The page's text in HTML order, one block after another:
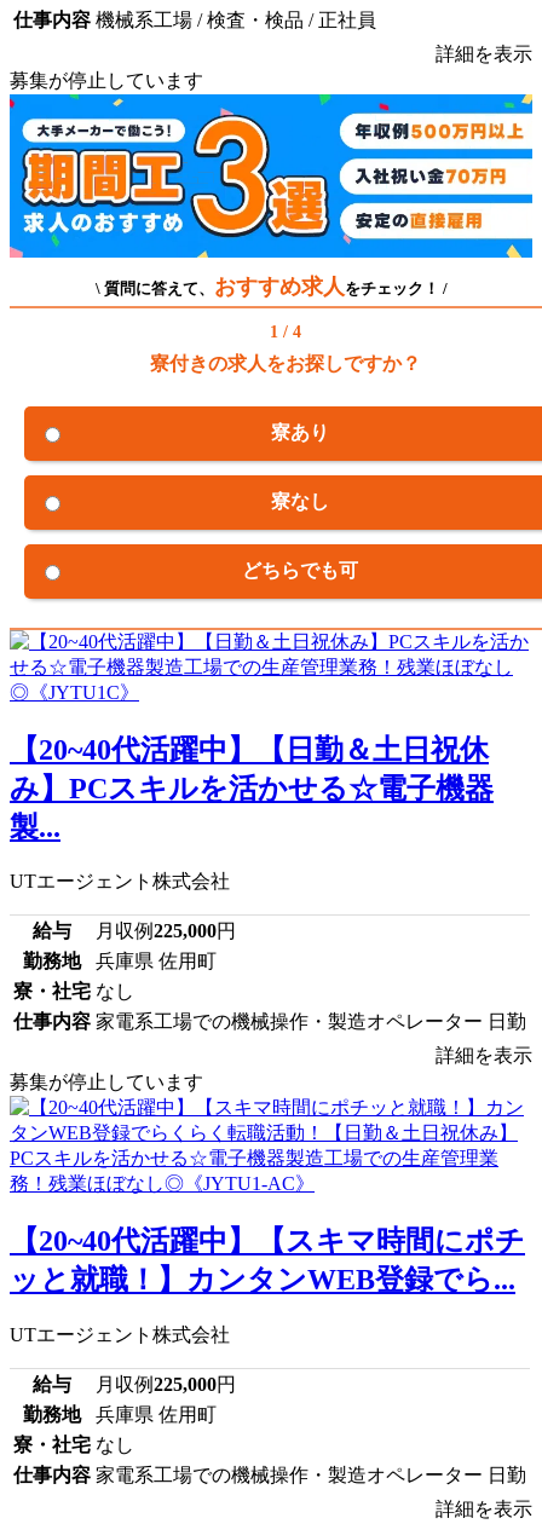
仕事内容 機械系工場 / 検査・検品 / 正社員
詳細を表示
募集が停止しています
\ 質問に答えて、 おすすめ求人 をチェック！ /
1 / 4
寮付きの求人をお探しですか？
寮あり
寮なし
どちらでも可
【20~40代活躍中】【日勤＆土日祝休
み】PCスキルを活かせる☆電子機器
製...
UTエージェント株式会社
給与 月収例225,000円
勤務地
兵庫県 佐用町
寮・社宅 なし
仕事内容 家電系工場での機械操作・製造オペレーター 日勤
詳細を表示
募集が停止しています
【20~40代活躍中】【スキマ時間にポチ
ッと就職！】カンタンWEB登録でら...
UTエージェント株式会社
給与 月収例225,000円
勤務地
兵庫県 佐用町
寮・社宅 なし
仕事内容 家電系工場での機械操作・製造オペレーター 日勤
詳細を表示